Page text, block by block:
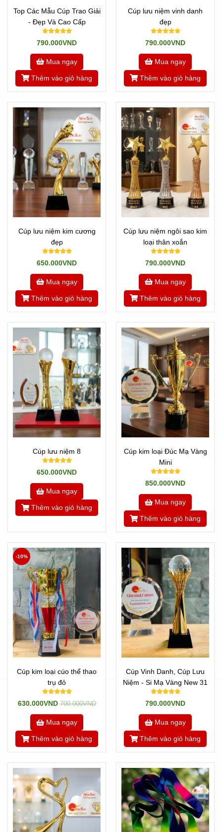
Top Các Mẫu Cúp Trao Giải
- Đẹp Và Cao Cấp
790.000VND
Mua ngay
Thêm vào giỏ hàng
Cúp lưu niệm vinh danh
đẹp
790.000VND
Mua ngay
Thêm vào giỏ hàng
Cúp lưu niệm kim cương
đẹp
650.000VND
Mua ngay
Thêm vào giỏ hàng
Cúp lưu niệm ngôi sao kim
loại thân xoắn
790.000VND
Mua ngay
Thêm vào giỏ hàng
Cúp lưu niệm 8
650.000VND
Mua ngay
Thêm vào giỏ hàng
Cúp kim loại Đúc Mạ Vàng
Mini
850.000VND
Mua ngay
Thêm vào giỏ hàng
Cúp kim loại cúo thể thao
trụ đỏ
630.000VND 700.000VND
-10%
Mua ngay
Thêm vào giỏ hàng
Cúp Vinh Danh, Cúp Lưu
Niệm - Si Mạ Vàng New 31
790.000VND
Mua ngay
Thêm vào giỏ hàng